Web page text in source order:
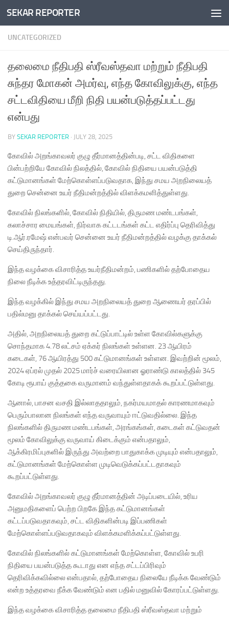
Skip to content
SEKAR REPORTER
UNCATEGORIZED
தலைமை நீதிபதி ஸ்ரீவஸ்தவா மற்றும் நீதிபதி
சுந்தர மோகன் அமர்வு, எந்த கோவிலுக்கு, எந்த
சட்டவிதியை மீறி நிதி பயன்படுத்தப்பட்டது
என்பது
BY SEKAR REPORTER · JULY 28, 2025
கோவில் அறங்காவலர் குழு தீர்மானத்தின்படி, சட்ட விதிகளை
பின்பற்றியே கோவில் நிலத்தில், கோவில் நிதியை பயன்படுத்தி
கட்டுமானங்கள் மேற்கொள்ளப்படுவதாக, இந்து சமய அறநிலையத்
துறை சென்னை உயர் நீதிமன்றத்தில் விளக்கமளித்துள்ளது.
கோவில் நிலங்களில், கோவில் நிதியில், திருமண மண்டபங்கள்,
கலாச்சார மையங்கள், நிர்வாக கட்டடங்கள் கட்ட எதிர்ப்பு தெரிவித்து
டி.ஆர்.ரமேஷ் என்பவர் சென்னை உயர் நீதிமன்றத்தில் வழக்கு தாக்கல்
செய்திருந்தார்.
இந்த வழக்கை விசாரித்த உயர்நீதிமன்றம், பணிகளில் தற்போதைய
நிலை நீடிக்க உத்தரவிட்டிருந்தது.
இந்த வழக்கில் இந்து சமய அறநிலையத் துறை ஆணையர் தரப்பில்
பதில்மனு தாக்கல் செய்யப்பட்டது.
அதில், அறநிலையத் துறை கட்டுப்பாட்டில் உள்ள கோவில்களுக்கு
சொந்தமாக 4.78 லட்சம் ஏக்கர் நிலங்கள் உள்ளன. 23 ஆயிரம்
கடைகள், 76 ஆயிரத்து 500 கட்டுமானங்கள் உள்ளன. இவற்றின் மூலம்,
2024 ஏப்ரல் முதல் 2025 மார்ச் வரையிலான ஓராண்டு காலத்தில் 345
கோடி ரூபாய் குத்தகை வருமானம் வந்துள்ளதாகக் கூறப்பட்டுள்ளது.
ஆனால், பாசன வசதி இல்லாததாலும், நகர்மயமாதல் காரணமாகவும்
பெரும்பாலான நிலங்கள் எந்த வருவாயும் ஈட்டுவதில்லை. இந்த
நிலங்களில் திருமண மண்டபங்கள், அரங்கங்கள், கடைகள் கட்டுவதன்
மூலம் கோவிலுக்கு வருவாய் கிடைக்கும் என்பதாலும்,
ஆக்கிரமிப்புகளில் இருந்து அவற்றை பாதுகாக்க முடியும் என்பதாலும்,
கட்டுமானங்கள் மேற்கொள்ள முடிவெடுக்கப்பட்டதாகவும்
கூறப்பட்டுள்ளது.
கோவில் அறங்காவலர் குழு தீர்மானத்தின் அடிப்படையில், உரிய
அனுமதிகளைப் பெற்ற பிறகே இந்த கட்டுமானங்கள்
கட்டப்படுவதாகவும், சட்ட விதிகளின்படி இப்பணிகள்
மேற்கொள்ளப்படுவதாகவும் விளக்கமளிக்கப்பட்டுள்ளது.
கோவில் நிலங்களில் கட்டுமானங்கள் மேற்கொள்ள, கோவில் உபரி
நிதியை பயன்படுத்த கூடாது என எந்த சட்டப்பிரிவும்
தெரிவிக்கவில்லை என்பதால், தற்போதைய நிலையே நீடிக்க வேண்டும்
என்ற உத்தரவை நீக்க வேண்டும் என பதில் மனுவில் கோரப்பட்டுள்ளது.
இந்த வழக்கை விசாரித்த தலைமை நீதிபதி ஸ்ரீவஸ்தவா மற்றும்